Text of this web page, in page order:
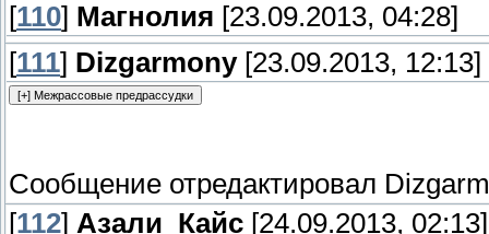
[110] Магнолия [23.09.2013, 04:28]
[111] Dizgarmony[23.09.2013, 12:13]
Сообщение отредактировал
[112] Азали_Кайс [24.09.2013, 02:13]